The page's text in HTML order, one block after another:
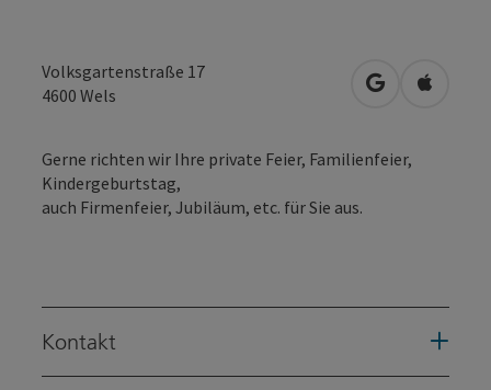
Volksgartenstraße 17
4600 Wels in Google
in
Gerne richten wir Ihre private Feier, Familienfeier,
Kindergeburtstag,
auch Firmenfeier, Jubiläum, etc. für Sie aus.
Kontakt